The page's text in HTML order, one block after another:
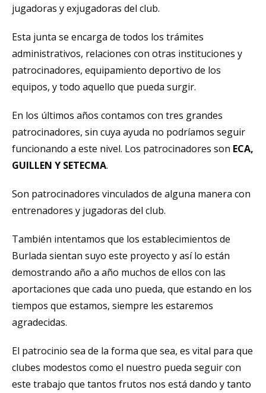
jugadoras y exjugadoras del club.
Esta junta se encarga de todos los trámites
administrativos, relaciones con otras instituciones y
patrocinadores, equipamiento deportivo de los
equipos, y todo aquello que pueda surgir.
En los últimos años contamos con tres grandes
patrocinadores, sin cuya ayuda no podríamos seguir
funcionando a este nivel. Los patrocinadores son ECA,
GUILLEN Y SETECMA.
Son patrocinadores vinculados de alguna manera con
entrenadores y jugadoras del club.
También intentamos que los establecimientos de
Burlada sientan suyo este proyecto y así lo están
demostrando año a año muchos de ellos con las
aportaciones que cada uno pueda, que estando en los
tiempos que estamos, siempre les estaremos
agradecidas.
El patrocinio sea de la forma que sea, es vital para que
clubes modestos como el nuestro pueda seguir con
este trabajo que tantos frutos nos está dando y tanto